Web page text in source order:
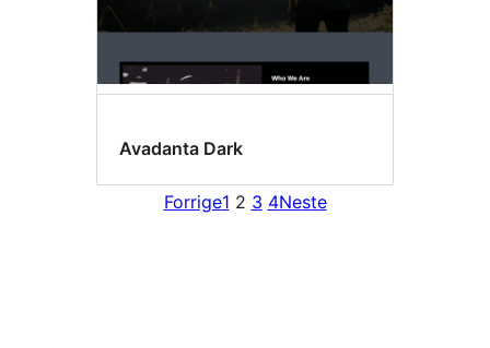
Avadanta Dark
Forrige1 2 3 4Neste